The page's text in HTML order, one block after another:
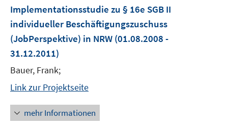
Implementationsstudie zu § 16e SGB II
individueller Beschäftigungszuschuss
(JobPerspektive) in NRW (01.08.2008 -
31.12.2011)
Bauer, Frank;
Link zur Projektseite
mehr Informationen